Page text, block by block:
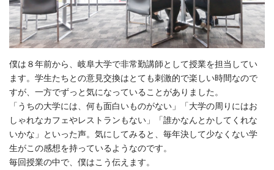
僕は８年前から、岐阜大学で非常勤講師として授業を担当してい
ます。学生たちとの意見交換はとても刺激的で楽しい時間なので
すが、一方でずっと気になっていることがありました。
「うちの大学には、何も面白いものがない」「大学の周りにはお
しゃれなカフェやレストランもない」「誰かなんとかしてくれな
いかな」といった声。気にしてみると、毎年決して少なくない学
生がこの感想を持っているようなのです。
毎回授業の中で、僕はこう伝えます。